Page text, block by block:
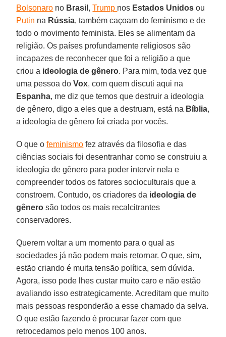
Bolsonaro no Brasil ,Trump nos Estados Unidos ou
Putin na Rússia, também caçoam do feminismo e de
todo o movimento feminista. Eles se alimentam da
religião. Os países profundamente religiosos são
incapazes de reconhecer que foi a religião a que
criou a ideologia de gênero. Para mim, toda vez que
uma pessoa doVox, com quem discuti aqui na
Espanha, me diz que temos que destruir a ideologia
de gênero, digo a eles que a destruam, está na Bíblia,
a ideologia de gênero foi criada por vocês.
O que ofeminismo fez através da filosofia e das
ciências sociais foi desentranhar como se construiu a
ideologia de gênero para poder intervir nela e
compreender todos os fatores socioculturais que a
constroem. Contudo, os criadores da ideologia de
gênero são todos os mais recalcitrantes
conservadores.
Querem voltar a um momento para o qual as
sociedades já não podem mais retornar. O que, sim,
estão criando é muita tensão política, sem dúvida.
Agora, isso pode lhes custar muito caro e não estão
avaliando isso estrategicamente. Acreditam que muito
mais pessoas responderão a esse chamado da selva.
O que estão fazendo é procurar fazer com que
retrocedamos pelo menos 100 anos.